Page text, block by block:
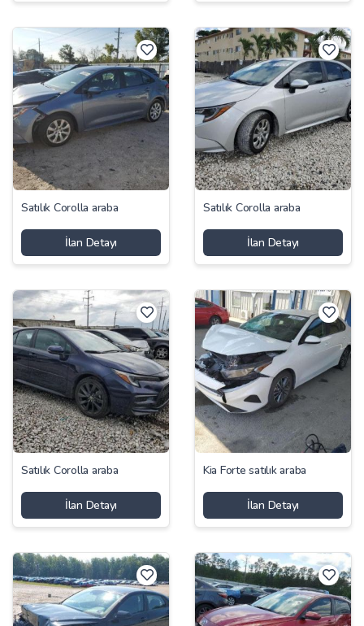
Satılık Corolla araba
İlan Detayı
Satılık Corolla araba
İlan Detayı
Satılık Corolla araba
İlan Detayı
Kia Forte satılık araba
İlan Detayı